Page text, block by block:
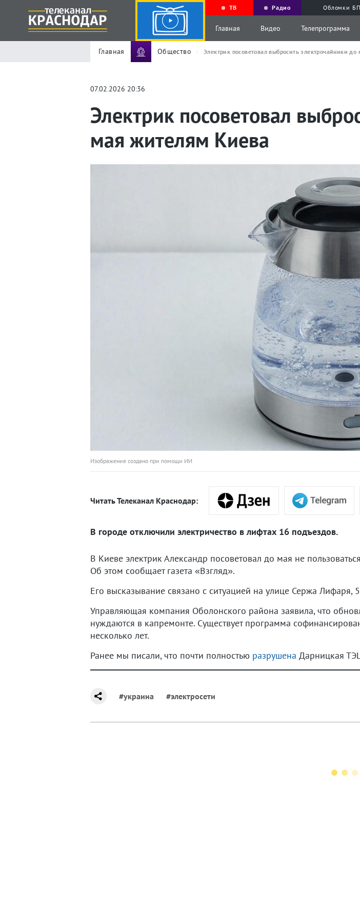
ТВ Радио Обломки
Главная Видео Телепрограмма
Главная Общество Электрик посоветовал выбросить электрочайники
07.02.2026 20:36
Электрик посоветовал
мая жителям Киева
Изображение создано при помощи ИИ
Читать Телеканал Краснодар:
В городе отключили электричество в лифтах 16 подъездов.
В Киеве электрик Александр посоветовал до мая не
Об этом сообщает газета «Взгляд».
Его высказывание связано с ситуацией на улице Сержа Лифаря,
Управляющая компания Оболонского района заявила, что
нуждаются в капремонте. Существует программа
несколько лет.
Ранее мы писали, что почти полностью разрушена Дарницкая
#украина #электросети